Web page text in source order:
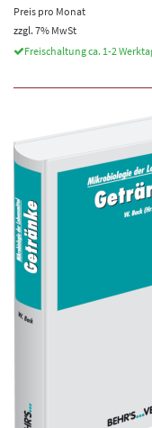
Preis pro Monat
zzgl. 7% MwSt
Freischaltung ca. 1-2